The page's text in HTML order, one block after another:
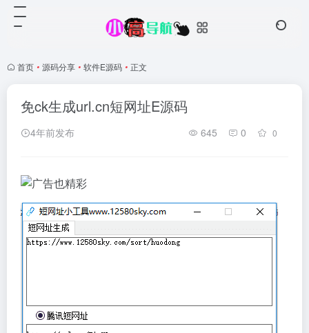
首页 • 源码分享 • 软件E源码 • 正文
免ck生成url.cn短网址E源码
4年前发布 645 0 0